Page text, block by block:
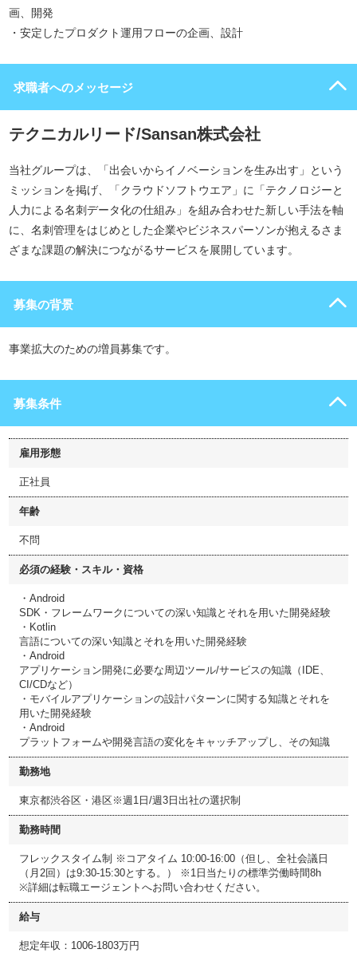
画、開発
・安定したプロダクト運用フローの企画、設計
求職者へのメッセージ
テクニカルリード/Sansan株式会社
当社グループは、「出会いからイノベーションを生み出す」という
ミッションを掲げ、「クラウドソフトウエア」に「テクノロジーと
人力による名刺データ化の仕組み」を組み合わせた新しい手法を軸
に、名刺管理をはじめとした企業やビジネスパーソンが抱えるさま
ざまな課題の解決につながるサービスを展開しています。
募集の背景
事業拡大のための増員募集です。
募集条件
雇用形態
正社員
年齢
不問
必須の経験・スキル・資格
・Android
SDK・フレームワークについての深い知識とそれを用いた開発経験
・Kotlin
言語についての深い知識とそれを用いた開発経験
・Android
アプリケーション開発に必要な周辺ツール/サービスの知識（IDE、
CI/CDなど）
・モバイルアプリケーションの設計パターンに関する知識とそれを
用いた開発経験
・Android
プラットフォームや開発言語の変化をキャッチアップし、その知識
勤務地
東京都渋谷区・港区※週1日/週3日出社の選択制
勤務時間
フレックスタイム制 ※コアタイム 10:00-16:00（但し、全社会議日
（月2回）は9:30-15:30とする。） ※1日当たりの標準労働時間8h
※詳細は転職エージェントへお問い合わせください。
給与
想定年収：1006-1803万円